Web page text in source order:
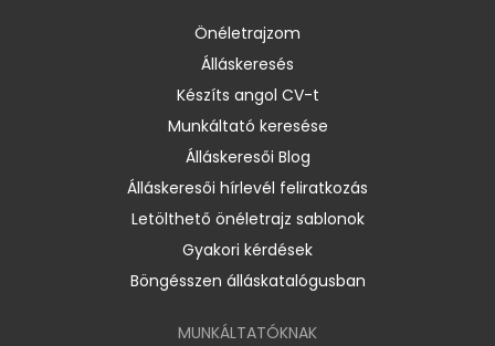
Önéletrajzom
Álláskeresés
Készíts angol CV-t
Munkáltató keresése
Álláskeresői Blog
Álláskeresői hírlevél feliratkozás
Letölthető önéletrajz sablonok
Gyakori kérdések
Böngésszen álláskatalógusban
MUNKÁLTATÓKNAK